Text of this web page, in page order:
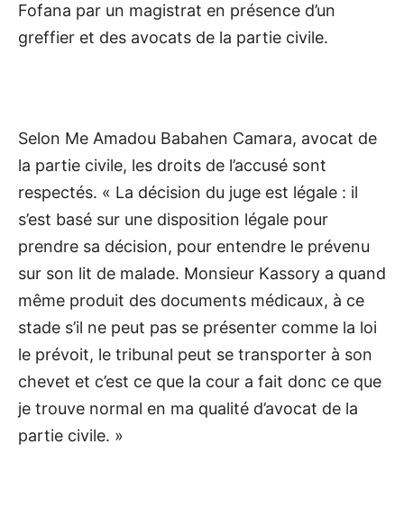
Fofana par un magistrat en présence d’un
greffier et des avocats de la partie civile.
Selon Me Amadou Babahen Camara, avocat de
la partie civile, les droits de l’accusé sont
respectés. « La décision du juge est légale : il
s’est basé sur une disposition légale pour
prendre sa décision, pour entendre le prévenu
sur son lit de malade. Monsieur Kassory a quand
même produit des documents médicaux, à ce
stade s’il ne peut pas se présenter comme la loi
le prévoit, le tribunal peut se transporter à son
chevet et c’est ce que la cour a fait donc ce que
je trouve normal en ma qualité d’avocat de la
partie civile. »